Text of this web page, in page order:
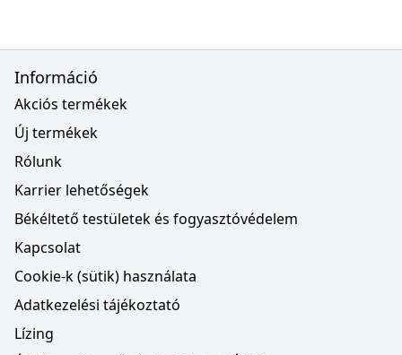
Információ
Akciós termékek
Új termékek
Rólunk
Karrier lehetőségek
Békéltető testületek és fogyasztóvédelem
Kapcsolat
Cookie-k (sütik) használata
Adatkezelési tájékoztató
Lízing